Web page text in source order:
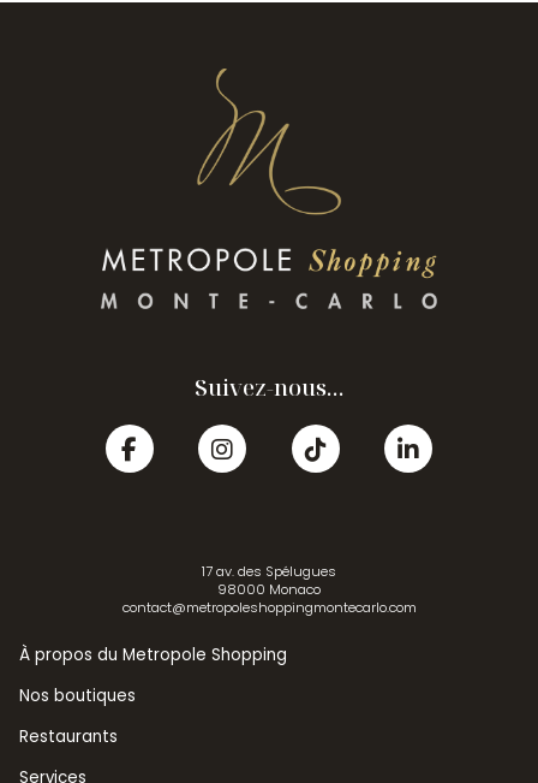
Suivez-nous...
17 av. des Spélugues
98000 Monaco
contact@metropoleshoppingmontecarlo.com
À propos du Metropole Shopping
Nos boutiques
Restaurants
Services